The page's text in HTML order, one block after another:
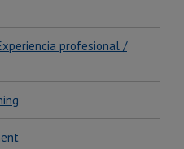
profesional /